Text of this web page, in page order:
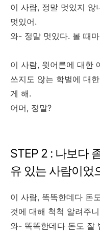
이 사람, 정말 멋있지 않
멋있어.
와- 정말 멋있다. 볼 때
이 사람, 윗어른에 대한
쓰지도 않는 학벌에 대
게 해.
어머, 정말?
STEP 2 : 나보다
유 있는 사람이었
이 사람, 똑똑한데다 돈
것에 대해 척척 알려주
와- 똑똑한데다 돈도 잘